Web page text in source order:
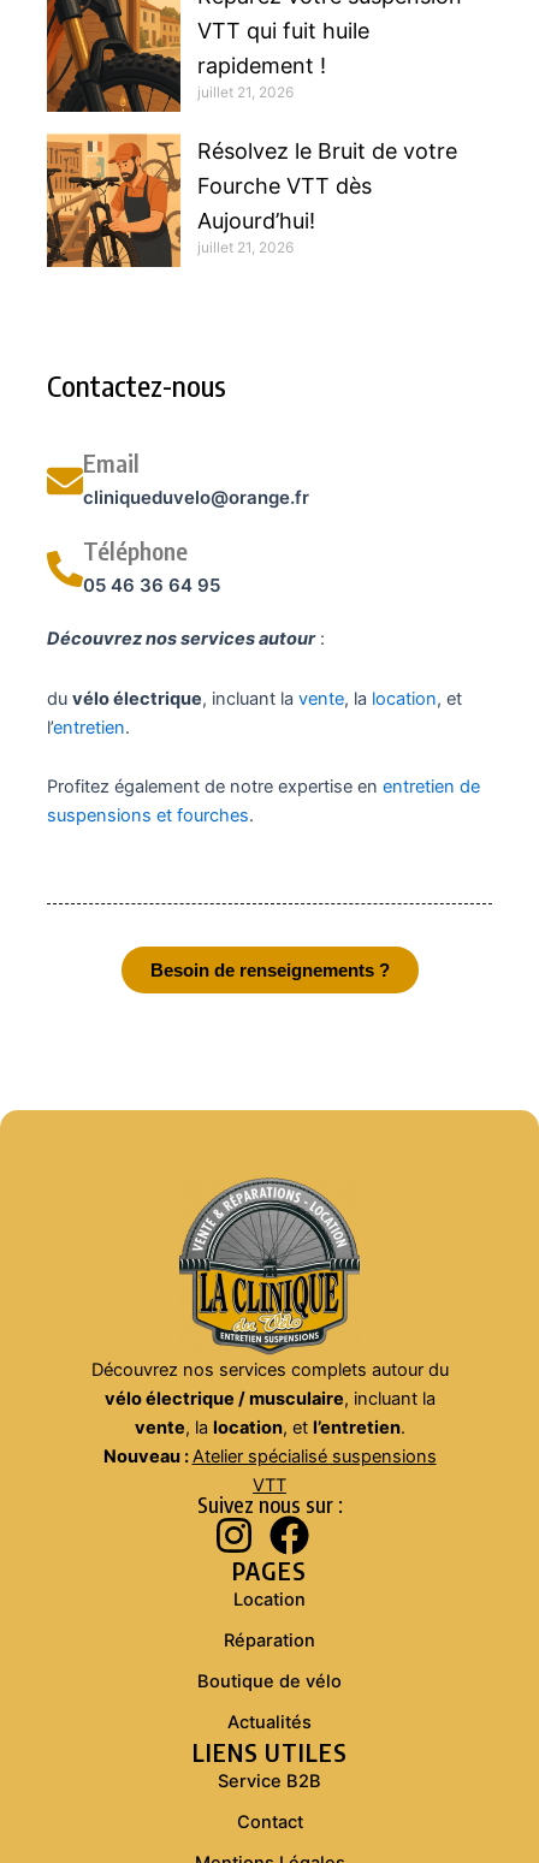
VTT qui fuit huile
rapidement !
juillet 21, 2026
Résolvez le Bruit de votre
Fourche VTT dès
Aujourd’hui!
juillet 21, 2026
Contactez-nous
Email
cliniqueduvelo@orange.fr
Téléphone
05 46 36 64 95
Découvrez nos services autour:
duvélo électrique, incluant lavente, la location, et
l’entretien.
Profitez également de notre expertise enentretien de
suspensions et fourches.
Besoin de renseignements ?
Découvrez nos services complets autour du
vélo électrique / musculaire, incluant la
vente, la location, et l’entretien.
Nouveau : Atelier spécialisé suspensions
VTT
Suivez nous sur :
PAGES
Location
Réparation
Boutique de vélo
Actualités
LIENS UTILES
Service B2B
Contact